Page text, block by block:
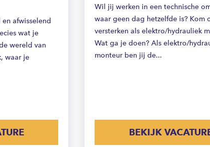
afwisselend
wat je
wereld van
waar je
Wil jij werken in een technische
waar geen dag hetzelfde is? Kom
versterken als elektro/hydrauliek
Wat ga je doen? Als elektro/
monteur ben jij de...
BEKIJK